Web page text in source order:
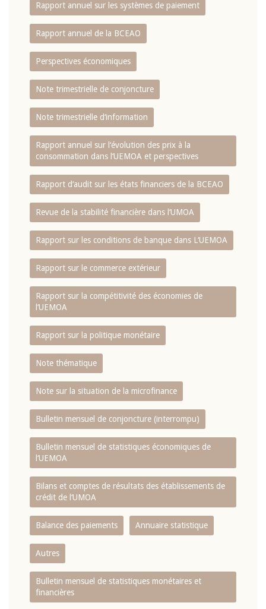
Rapport annuel sur les systèmes de paiement
Rapport annuel de la BCEAO
Perspectives économiques
Note trimestrielle de conjoncture
Note trimestrielle d‘information
Rapport annuel sur l‘évolution des prix à la
consommation dans l‘UEMOA et perspectives
Rapport d‘audit sur les états financiers de la BCEAO
Revue de la stabilité financière dans l‘UMOA
Rapport sur les conditions de banque dans L‘UEMOA
Rapport sur le commerce extérieur
Rapport sur la compétitivité des économies de
l‘UEMOA
Rapport sur la politique monétaire
Note thématique
Note sur la situation de la microfinance
Bulletin mensuel de conjoncture (interrompu)
Bulletin mensuel de statistiques économiques de
l‘UEMOA
Bilans et comptes de résultats des établissements de
crédit de l‘UMOA
Balance des paiements Annuaire statistique
Autres
Bulletin mensuel de statistiques monétaires et
financières